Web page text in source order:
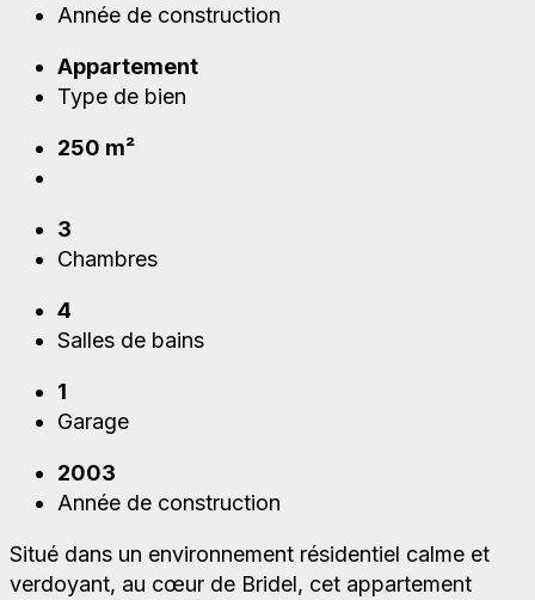
Année de construction
Appartement
Type de bien
250 m²
3
Chambres
4
Salles de bains
1
Garage
2003
Année de construction
Situé dans un environnement résidentiel calme et
verdoyant, au cœur de Bridel, cet appartement